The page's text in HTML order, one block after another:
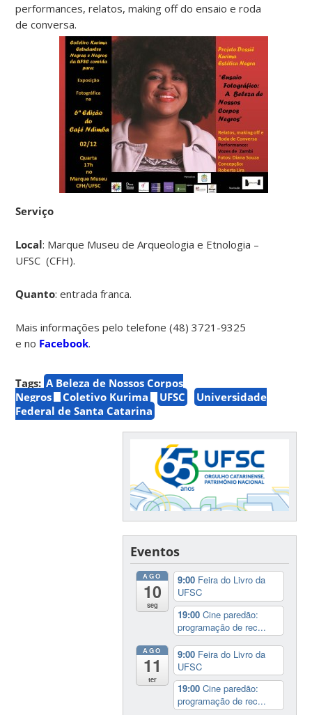
performances, relatos, making off do ensaio e roda
de conversa.
Serviço
Local: Marque Museu de Arqueologia e Etnologia –
UFSC (CFH).
Quanto: entrada franca.
Mais informações pelo telefone (48) 3721-9325
e no Facebook.
Tags: A Beleza de Nossos Corpos
Negros
Coletivo Kurima UFSC
Universidade
Federal de Santa Catarina
Eventos
AGO
10
seg
9:00 Feira do Livro da
UFSC
19:00Cine paredão:
programação de rec...
AGO
11
ter
9:00 Feira do Livro da
UFSC
19:00Cine paredão:
programação de rec...